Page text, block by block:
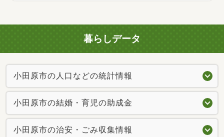
暮らしデータ
小田原市の人口などの統計情報
小田原市の結婚・育児の助成金
小田原市の治安・ごみ収集情報